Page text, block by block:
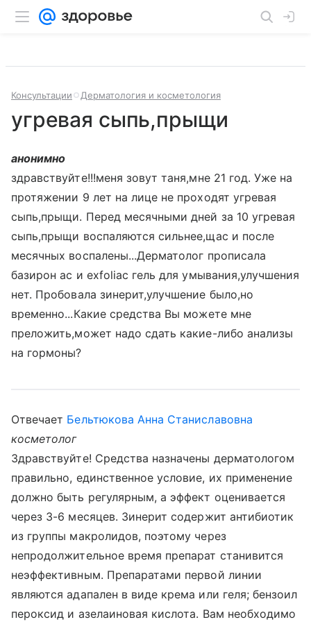
Консультации Дерматология и косметология
угревая сыпь,прыщи
анонимно
здравствуйте!!!меня зовут таня,мне 21 год. Уже на
протяжении 9 лет на лице не проходят угревая
сыпь,прыщи. Перед месячными дней за 10 угревая
сыпь,прыщи воспаляются сильнее,щас и после
месячных воспалены...Дерматолог прописала
базирон ас и exfoliac гель для умывания,улучшения
нет. Пробовала зинерит,улучшение было,но
временно...Какие средства Вы можете мне
преложить,может надо сдать какие-либо анализы
на гормоны?
Отвечает Бельтюкова Анна Станиславовна
косметолог
Здравствуйте! Средства назначены дерматологом
правильно, единственное условие, их применение
должно быть регулярным, а эффект оценивается
через 3-6 месяцев. Зинерит содержит антибиотик
из группы макролидов, поэтому через
непродолжительное время препарат станивится
неэффективным. Препаратами первой линии
являются адапален в виде крема или геля; бензоил
пероксид и азелаиновая кислота. Вам необходимо